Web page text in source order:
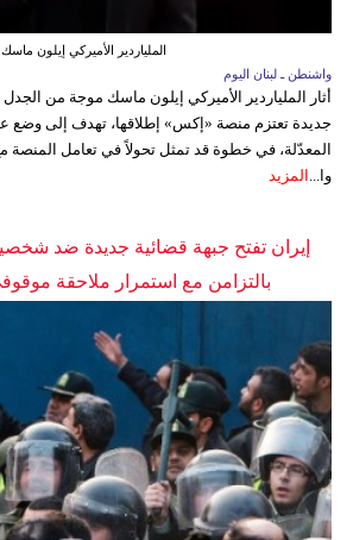
الملياردير الأميركي إيلون ماسك
واشنطن ـ لبنان اليوم
أثار الملياردير الأميركي إيلون ماسك موجة من
جديدة تعتزم منصة «إكس» إطلاقها، تهدف إلى وضع
المعدّلة، في خطوة قد تمثل تحولاً في تعامل المنصة
وا... المزيد
إيران تفتح جبهة قضائية جديدة ضد
بالتزامن مع استمرار ملاحقة